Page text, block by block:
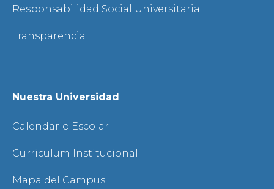
Responsabilidad Social Universitaria
Transparencia
Nuestra Universidad
Calendario Escolar
Curriculum Institucional
Mapa del Campus